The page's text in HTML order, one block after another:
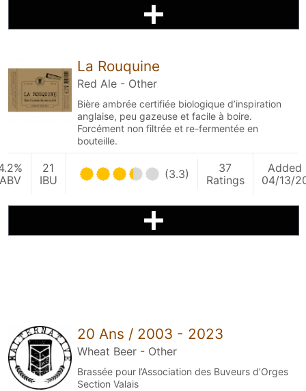
La Rouquine
Red Ale - Other
Bière ambrée certifiée biologique d’inspiration
anglaise, peu gazeuse et facile à boire.
Forcément non filtrée et re-fermentée en
bouteille.
21
IBU
(3.3)
37
Ratings
Added
04/13/
20 Ans / 2003 - 2023
Wheat Beer - Other
Brassée pour l’Association des Buveurs d’Orges
Section Valais